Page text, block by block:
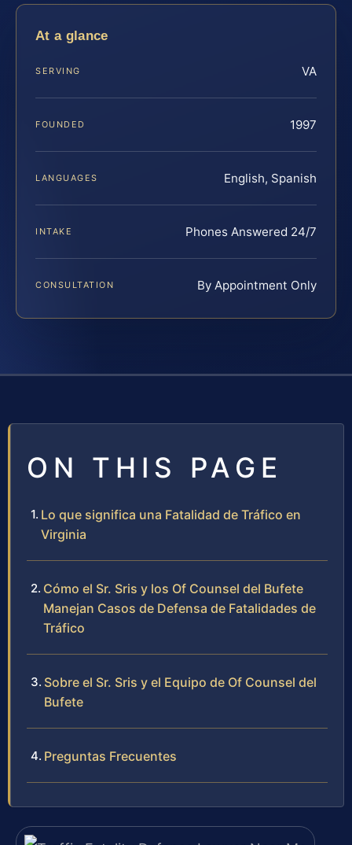
At a glance
SERVING VA
FOUNDED 1997
LANGUAGES English, Spanish
INTAKE Phones Answered 24/7
CONSULTATION By Appointment Only
ON THIS PAGE
Lo que significa una Fatalidad de Tráfico en
Virginia
Cómo el Sr. Sris y los Of Counsel del Bufete
Manejan Casos de Defensa de Fatalidades de
Tráfico
Sobre el Sr. Sris y el Equipo de Of Counsel del
Bufete
Preguntas Frecuentes